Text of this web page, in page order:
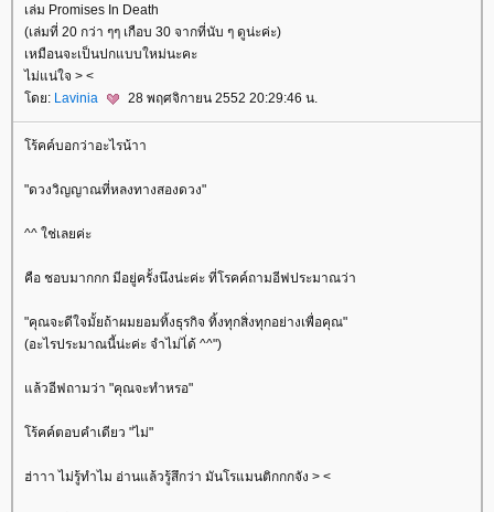
เล่ม Promises In Death
(เล่มที่ 20 กว่า ๆๆ เกือบ 30 จากที่นับ ๆ ดูน่ะค่ะ)
เหมือนจะเป็นปกแบบใหม่นะคะ
ไม่แน่ใจ > <
ดย: Lavinia 28 พฤศจิกายน 2552 20:29:46 น.
ร้คค์บอกว่าอะไรน้าา
"ดวงวิญญาณที่หลงทางสองดวง"
^^ ใช่เลยค่ะ
คือ ชอบมากกก มีอยู่ครั้งนึงน่ะค่ะ ที่โรคค์ถามอีฟประมาณว่า
"คุณจะดีใจมั้ยถ้าผมยอมทิ้งธุรกิจ ทิ้งทุกสิ่งทุกอย่างเพื่อคุณ"
(อะไรประมาณนี้น่ะค่ะ จำไม่ไ่ด้ ^^")
ล้วอีฟถามว่า "คุณจะทำหรอ"
ร้คค์ตอบคำเดียว "ไม่"
ฮ่าาา ไม่รู้ทำไม อ่านแล้วรู้สึกว่า มันโรแมนติกกกจัง > <